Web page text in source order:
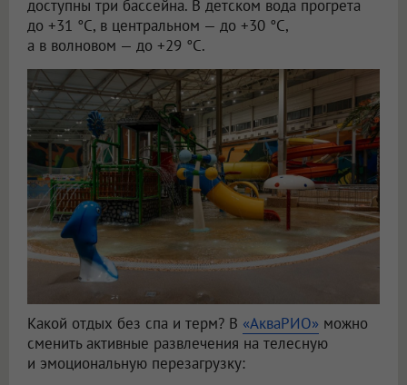
доступны три бассейна. В детском вода прогрета
до +31 °C, в центральном — до +30 °C,
а в волновом — до +29 °C.
Какой отдых без спа и терм? В «АкваРИО» можно
сменить активные развлечения на телесную
и эмоциональную перезагрузку: